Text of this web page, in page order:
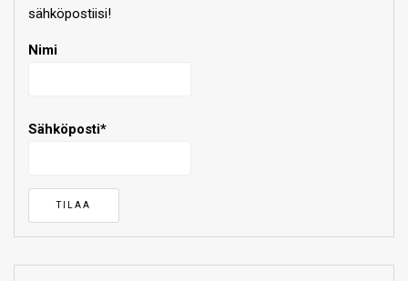
sähköpostiisi!
Nimi
Sähköposti*